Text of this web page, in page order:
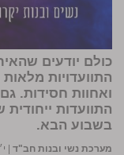
כולם יודעים
התוועדויות
ואחוות חסידות.
התוועדות
בשבוע הבא.
מערכת נשי ובנות חב"ד |